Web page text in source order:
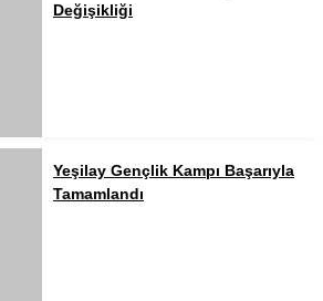
Değişikliği
Yeşilay Gençlik Kampı Başarıyla
Tamamlandı